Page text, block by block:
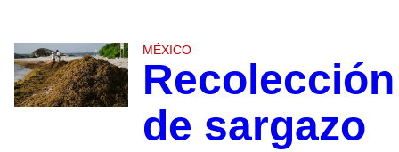
MÉXICO
Recolección
de sargazo